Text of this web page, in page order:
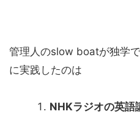
管理人のslow boatが独学
に実践したのは
NHKラジオの英語